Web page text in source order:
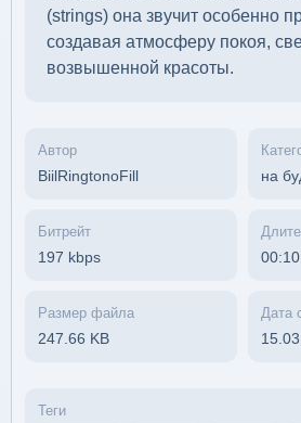
(strings) она звучит особенно
создавая атмосферу покоя,
возвышенной красоты.
Автор
BiilRingtonoFill
на
Битрейт
197 kbps
00:10
Размер файла
247.66 KB
Дата
Теги